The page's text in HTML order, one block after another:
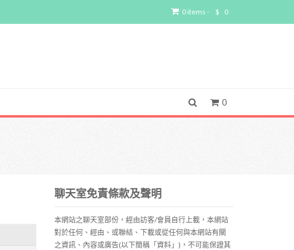
0 items - $ 0
0
聊天室免責條款及聲明
本網站之聊天室部份，經由訪客/會員自行上載，本網站
對於任何、經由、或聯結、下載或從任何與本網站有關
之資訊、內容或廣告(以下簡稱「資料」)，不可能保證其